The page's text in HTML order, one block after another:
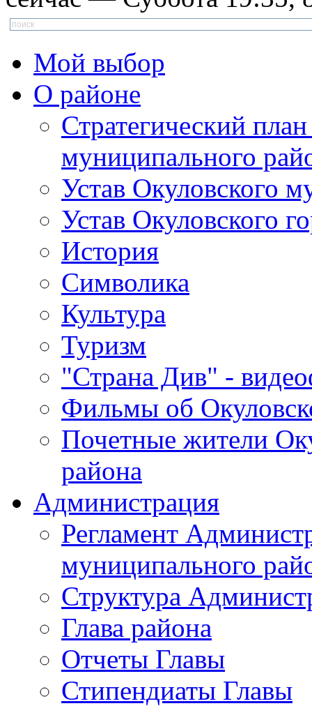
Мой выбор
О районе
Стратегический
муниципального
Устав Окуловского
Устав Окуловского
История
Символика
Культура
Туризм
"Страна Див" -
Фильмы об
Почетные жители
района
Администрация
Регламент
муниципального
Структура
Глава района
Отчеты Главы
Стипендиаты Главы